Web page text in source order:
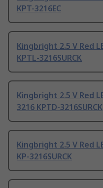
KPT-3216EC
Kingbright 2.5 V Red
KPTL-3216SURCK
Kingbright 2.5 V Red
3216 KPTD-3216SURCK
Kingbright 2.5 V Red
KP-3216SURCK